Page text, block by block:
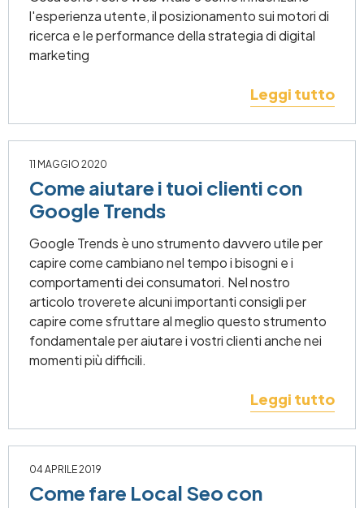
l'esperienza utente, il posizionamento sui motori di
ricerca e le performance della strategia di digital
marketing
Leggi tutto
11 MAGGIO 2020
Come aiutare i tuoi clienti con
Google Trends
Google Trends è uno strumento davvero utile per
capire come cambiano nel tempo i bisogni e i
comportamenti dei consumatori. Nel nostro
articolo troverete alcuni importanti consigli per
capire come sfruttare al meglio questo strumento
fondamentale per aiutare i vostri clienti anche nei
momenti più difficili.
Leggi tutto
04 APRILE 2019
Come fare Local Seo con